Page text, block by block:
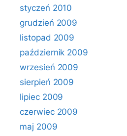
styczeń 2010
grudzień 2009
listopad 2009
październik 2009
wrzesień 2009
sierpień 2009
lipiec 2009
czerwiec 2009
maj 2009